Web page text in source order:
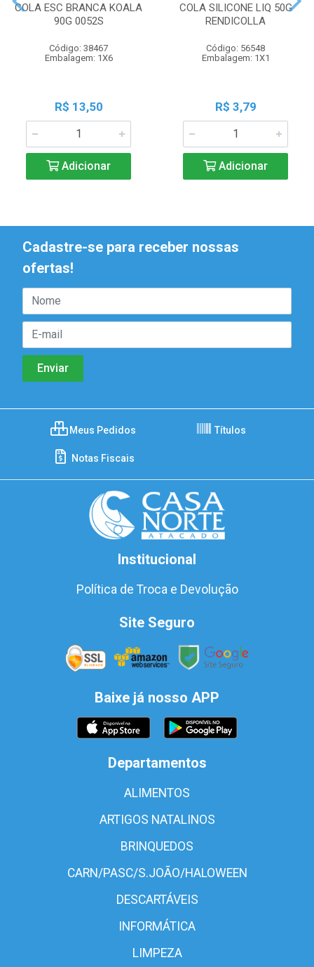
COLA ESC BRANCA KOALA
90G 0052S
Código: 38467
Embalagem: 1X6
R$ 13,50
Adicionar
COLA SILICONE LIQ 50G
RENDICOLLA
Código: 56548
Embalagem: 1X1
R$ 3,79
Adicionar
Cadastre-se para receber nossas
ofertas!
Meus Pedidos Títulos
Notas Fiscais
Institucional
Política de Troca e Devolução
Site Seguro
Baixe já nosso APP
Departamentos
ALIMENTOS
ARTIGOS NATALINOS
BRINQUEDOS
CARN/PASC/S.JOÃO/HALOWEEN
DESCARTÁVEIS
INFORMÁTICA
LIMPEZA